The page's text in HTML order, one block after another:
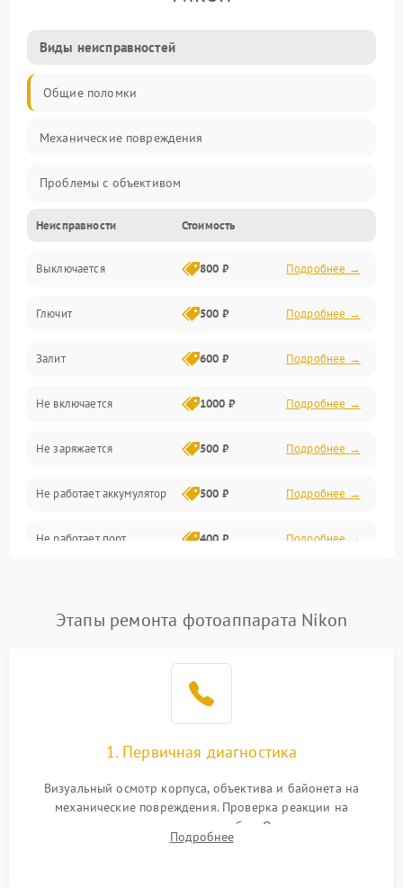
Виды неисправностей
Общие поломки
Механические повреждения
Проблемы с объективом
Электронные ошибки
Механические проблемы
Матрица и оптика
Питание и питание цепей
Проблемы с картами памяти
Объективы
Программные сбои
Коммуникации и интерфейсы
Неисправности Стоимость
Выключается 800 ₽ Подробнее →
Глючит 500 ₽ Подробнее →
Залит 600 ₽ Подробнее →
Не включается 1000 ₽ Подробнее →
Не заряжается 500 ₽ Подробнее →
Не работает аккумулятор 500 ₽ Подробнее →
Не работает порт 400 ₽ Подробнее →
Этапы ремонта фотоаппарата Nikon
1. Первичная диагностика
Визуальный осмотр корпуса, объектива и байонета на
механические повреждения. Проверка реакции на
включение, считывание кодов ошибок. Оценка состояния
матрицы и затвора, проверка работы автофокуса и вспышки.
Подробнее